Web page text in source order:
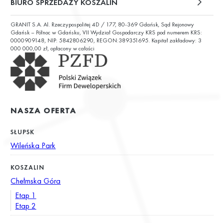
ul. Chałubińskiego 9
GRANIT S.A. Al. Rzeczypospolitej 4D / 177, 80-369 Gdańsk, Sąd Rejonowy
Gdańsk – Północ w Gdańsku, VII Wydział Gospodarczy KRS pod numerem KRS:
0000909148, NIP: 5842806290, REGON:389351695. Kapitał zakładowy: 3
000 000,00 zł, opłacony w całości
NASZA OFERTA
SŁUPSK
Wileńska Park
KOSZALIN
Chełmska Góra
Etap 1
Etap 2